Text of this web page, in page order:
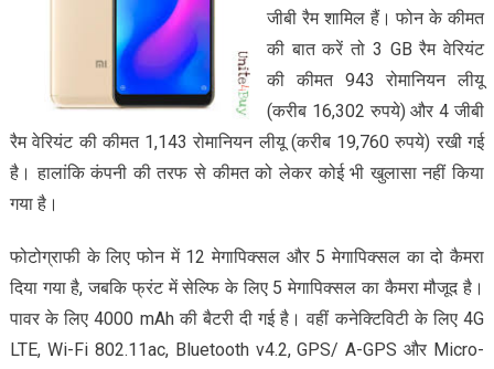
जीबी रैम शामिल हैं। फोन के कीमत
की बात करें तो 3 GB रैम वेरियंट
की कीमत 943 रोमानियन लीयू
(करीब 16,302 रुपये) और 4 जीबी
रैम वेरियंट की कीमत 1,143 रोमानियन लीयू (करीब 19,760 रुपये) रखी गई
है। हालांकि कंपनी की तरफ से कीमत को लेकर कोई भी खुलासा नहीं किया
गया है।
फोटोग्राफी के लिए फोन में 12 मेगापिक्सल और 5 मेगापिक्सल का दो कैमरा
दिया गया है, जबकि फ्रंट में सेल्फि के लिए 5 मेगापिक्सल का कैमरा मौजूद है।
पावर के लिए 4000 mAh की बैटरी दी गई है। वहीं कनेक्टिविटी के लिए 4G
LTE, Wi-Fi 802.11ac, Bluetooth v4.2, GPS/ A-GPS और Micro-